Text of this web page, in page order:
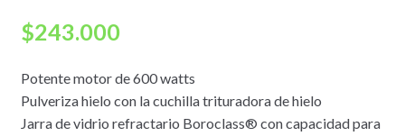
$243.000
Potente motor de 600 watts
Pulveriza hielo con la cuchilla trituradora de hielo
Jarra de vidrio refractario Boroclass® con capacidad para